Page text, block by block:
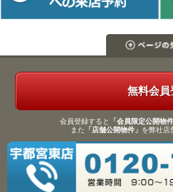
無料会員
会員登録すると 「会員限定公開物件
また 「店舗公開物件」 を弊社店